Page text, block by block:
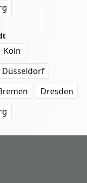
Köln
Düsseldorf
Dresden